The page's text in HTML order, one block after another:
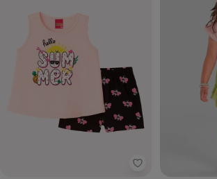
Kyly -